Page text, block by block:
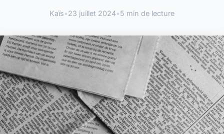
Kaïs•23 juillet 2024•5 min de lecture